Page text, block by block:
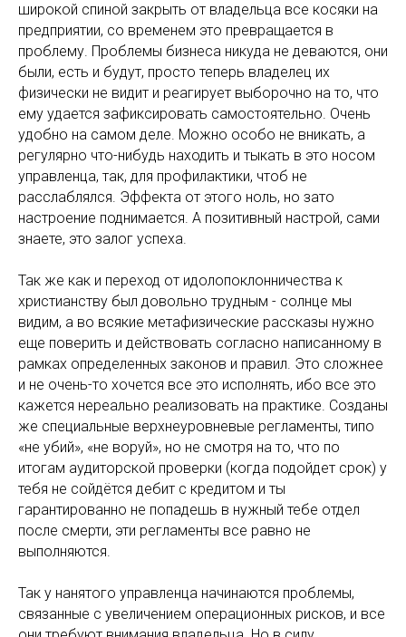
широкой спиной закрыть от владельца все косяки на
предприятии, со временем это превращается в
проблему. Проблемы бизнеса никуда не деваются, они
были, есть и будут, просто теперь владелец их
физически не видит и реагирует выборочно на то, что
ему удается зафиксировать самостоятельно. Очень
удобно на самом деле. Можно особо не вникать, а
регулярно что-нибудь находить и тыкать в это носом
управленца, так, для профилактики, чтоб не
расслаблялся. Эффекта от этого ноль, но зато
настроение поднимается. А позитивный настрой, сами
знаете, это залог успеха.
Так же как и переход от идолопоклонничества к
христианству был довольно трудным - солнце мы
видим, а во всякие метафизические рассказы нужно
еще поверить и действовать согласно написанному в
рамках определенных законов и правил. Это сложнее
и не очень-то хочется все это исполнять, ибо все это
кажется нереально реализовать на практике. Созданы
же специальные верхнеуровневые регламенты, типо
«не убий», «не воруй», но не смотря на то, что по
итогам аудиторской проверки (когда подойдет срок) у
тебя не сойдётся дебит с кредитом и ты
гарантированно не попадешь в нужный тебе отдел
после смерти, эти регламенты все равно не
выполняются.
Так у нанятого управленца начинаются проблемы,
связанные с увеличением операционных рисков, и все